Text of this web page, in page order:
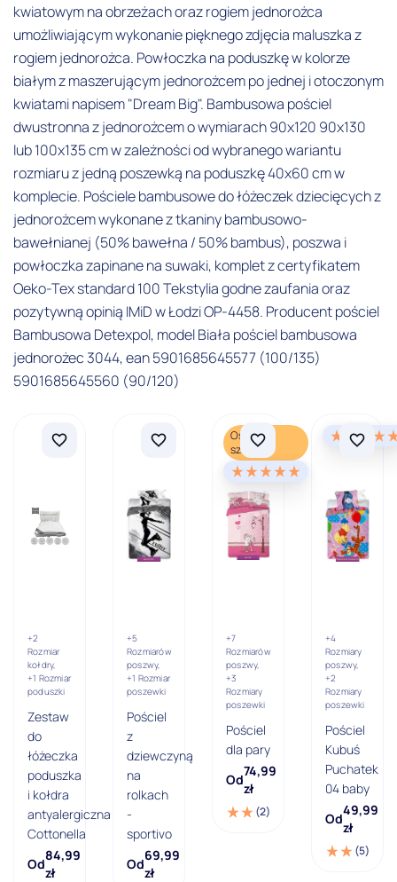
kwiatowym na obrzeżach oraz rogiem jednorożca
umożliwiającym wykonanie pięknego zdjęcia maluszka z
rogiem jednorożca. Powłoczka na poduszkę w kolorze
białym z maszerującym jednorożcem po jednej i otoczonym
kwiatami napisem "Dream Big". Bambusowa pościel
dwustronna z jednorożcem o wymiarach 90x120 90x130
lub 100x135 cm w zależności od wybranego wariantu
rozmiaru z jedną poszewką na poduszkę 40x60 cm w
komplecie. Pościele bambusowe do łóżeczek dziecięcych z
jednorożcem wykonane z tkaniny bambusowo-
bawełnianej (50% bawełna / 50% bambus), poszwa i
powłoczka zapinane na suwaki, komplet z certyfikatem
Oeko-Tex standard 100 Tekstylia godne zaufania oraz
pozytywną opinią IMiD w Łodzi OP-4458. Producent pościel
Bambusowa Detexpol, model Biała pościel bambusowa
jednorożec 3044, ean 5901685645577 (100/135)
5901685645560 (90/120)
+2
Rozmiar
kołdry,
+1 Rozmiar
poduszki
Zestaw
do
łóżeczka
poduszka
i kołdra
antyalergiczna
Cottonella
Od
84,99
zł
+5
Rozmiarów
poszwy,
+1 Rozmiar
poszewki
Pościel
z
dziewczyną
na
rolkach
-
sportivo
Od
69,99
zł
Ostatnia
sztuka
+7
Rozmiarów
poszwy,
+3
Rozmiary
poszewki
Pościel
dla pary
Od
74,99
zł
(2)
+4
Rozmiary
poszwy,
+2
Rozmiary
poszewki
Pościel
Kubuś
Puchatek
04 baby
Od
49,99
zł
(5)